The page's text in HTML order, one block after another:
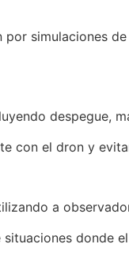
simulaciones
despegue,
con el dron y
a
donde